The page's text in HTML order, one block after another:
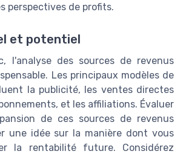
perspectives de profits.
et potentiel
l'analyse des sources de revenus
Les principaux modèles de
la publicité, les ventes directes
et les affiliations. Évaluer
de ces sources de revenus
une idée sur la manière dont vous
la rentabilité future. Considérez